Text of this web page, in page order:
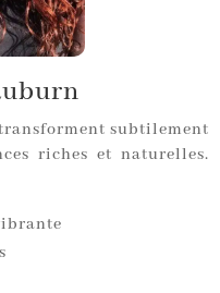
subtilement
riches et naturelles.